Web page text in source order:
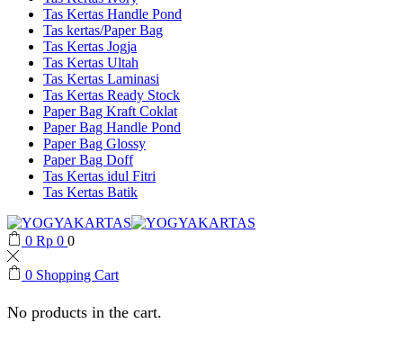
Tas Kertas Handle Pond
Tas kertas/Paper Bag
Tas Kertas Jogja
Tas Kertas Ultah
Tas Kertas Laminasi
Tas Kertas Ready Stock
Paper Bag Kraft Coklat
Paper Bag Handle Pond
Paper Bag Glossy
Paper Bag Doff
Tas Kertas idul Fitri
Tas Kertas Batik
0 Rp 0 0
0 Shopping Cart
No products in the cart.